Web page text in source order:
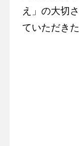
え」の大切
ていただき